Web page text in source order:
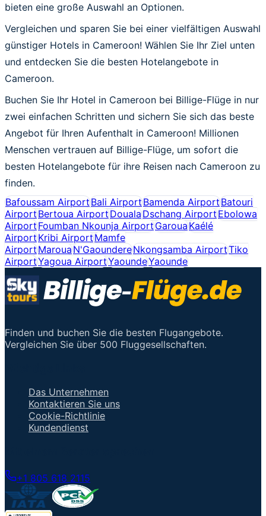
bieten eine große Auswahl an Optionen.
Vergleichen und sparen Sie bei einer vielfältigen Auswahl
günstiger Hotels in Cameroon! Wählen Sie Ihr Ziel unten
und entdecken Sie die besten Hotelangebote in
Cameroon.
Buchen Sie Ihr Hotel in Cameroon bei Billige-Flüge in nur
zwei einfachen Schritten und sichern Sie sich das beste
Angebot für Ihren Aufenthalt in Cameroon! Millionen
Menschen vertrauen auf Billige-Flüge, um sofort die
besten Hotelangebote für ihre Reisen nach Cameroon zu
finden.
Bafoussam AirportBali AirportBamenda AirportBatouri
AirportBertoua AirportDoualaDschang AirportEbolowa
AirportFoumban Nkounja AirportGarouaKaélé
AirportKribi AirportMamfe
AirportMarouaN'GaoundereNkongsamba AirportTiko
AirportYagoua AirportYaoundeYaounde
Finden und buchen Sie die besten Flugangebote.
Vergleichen Sie über 500 Fluggesellschaften.
Das Unternehmen
Kontaktieren Sie uns
Cookie-Richtlinie
Kundendienst
+1 805 618 2115